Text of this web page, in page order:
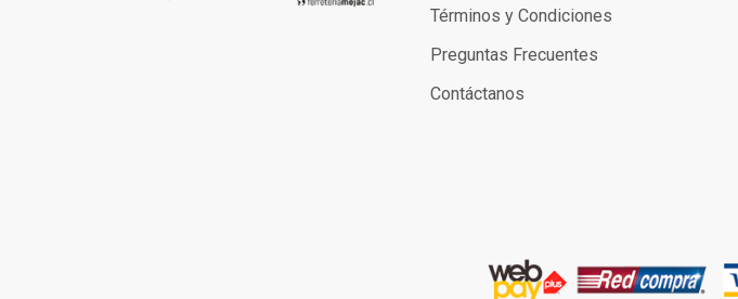
Términos y Condiciones
Preguntas Frecuentes
Contáctanos